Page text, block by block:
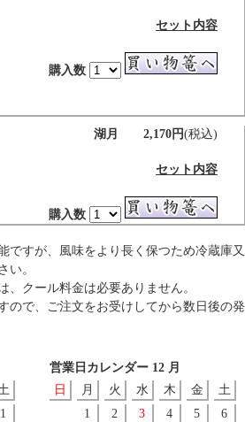
セット内容
購入数
湖月 2,170円(税込)
セット内容
購入数
ですが、風味をより長く保つため冷蔵庫又
い。
、クール料金は必要ありません。
ので、ご注文をお受けしてから数日後の発
1
営業日カレンダー 12 月
日
月 火 水 木 金
土
1
2 3 4 5 6